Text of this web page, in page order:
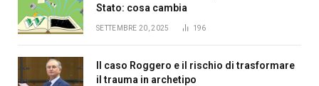
Stato: cosa cambia
SETTEMBRE 20, 2025 196
Il caso Roggero e il rischio di trasformare
il trauma in archetipo